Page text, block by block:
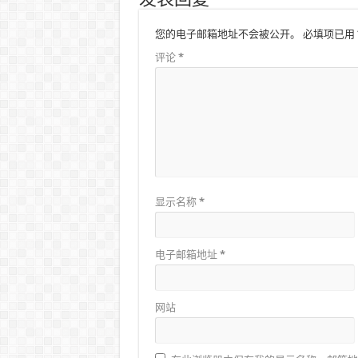
您的电子邮箱地址不会被公开。 必填项已用
评论 *
显示名称 *
电子邮箱地址 *
网站